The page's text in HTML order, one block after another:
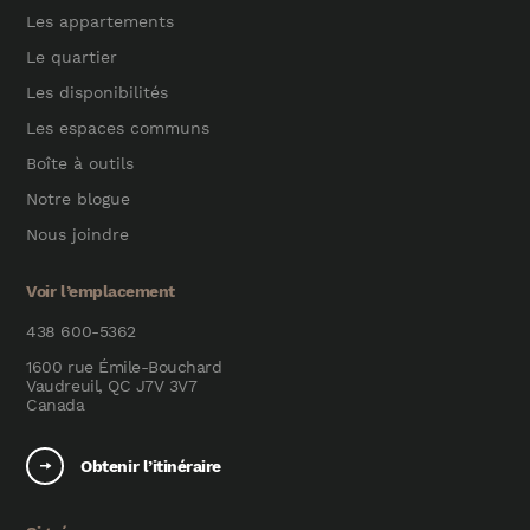
Les appartements
Le quartier
Les disponibilités
Les espaces communs
Boîte à outils
Notre blogue
Nous joindre
Voir l’emplacement
438 600-5362
1600 rue Émile-Bouchard
Vaudreuil, QC J7V 3V7
Canada
Obtenir l’itinéraire